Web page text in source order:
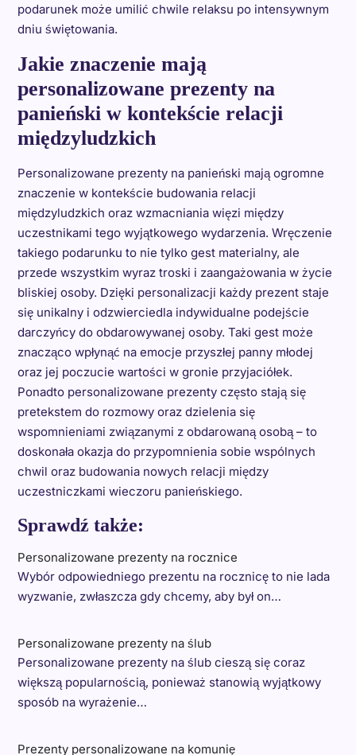
podarunek może umilić chwile relaksu po intensywnym
dniu świętowania.
Jakie znaczenie mają
personalizowane prezenty na
panieński w kontekście relacji
międzyludzkich
Personalizowane prezenty na panieński mają ogromne
znaczenie w kontekście budowania relacji
międzyludzkich oraz wzmacniania więzi między
uczestnikami tego wyjątkowego wydarzenia. Wręczenie
takiego podarunku to nie tylko gest materialny, ale
przede wszystkim wyraz troski i zaangażowania w życie
bliskiej osoby. Dzięki personalizacji każdy prezent staje
się unikalny i odzwierciedla indywidualne podejście
darczyńcy do obdarowywanej osoby. Taki gest może
znacząco wpłynąć na emocje przyszłej panny młodej
oraz jej poczucie wartości w gronie przyjaciółek.
Ponadto personalizowane prezenty często stają się
pretekstem do rozmowy oraz dzielenia się
wspomnieniami związanymi z obdarowaną osobą – to
doskonała okazja do przypomnienia sobie wspólnych
chwil oraz budowania nowych relacji między
uczestniczkami wieczoru panieńskiego.
Sprawdź także:
Personalizowane prezenty na rocznice
Wybór odpowiedniego prezentu na rocznicę to nie lada
wyzwanie, zwłaszcza gdy chcemy, aby był on…
Personalizowane prezenty na ślub
Personalizowane prezenty na ślub cieszą się coraz
większą popularnością, ponieważ stanowią wyjątkowy
sposób na wyrażenie…
Prezenty personalizowane na komunię